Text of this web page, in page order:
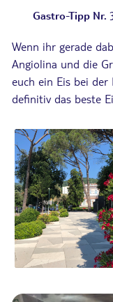
Gastro-Tipp Nr.
Wenn ihr gerade
Angiolina und die
euch ein Eis bei
definitiv das beste